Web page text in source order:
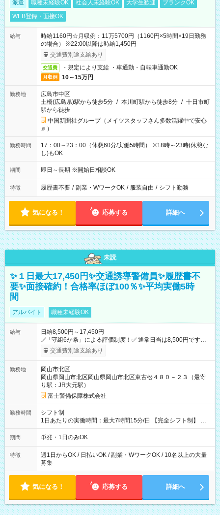
派遣 職種未経験OK 社会人未経験OK 大学生歓迎
ブランクOK
WEB登録・面接OK
給与
時給1160円☆月収例：11万5700円（1160円×5時間×19日勤務
の場合） ※22:00以降は時給1,450円
交通費別途支給あり
交通費 ・規定により支給 ・車通勤・自転車通勤OK
月収例 10～15万円
勤務地
広島市中区
土橋(広島県)駅から徒歩5分 / 本川町駅から徒歩8分 / 十日市町
駅から徒歩
中国新聞社グループ（メイツスタッフさん多数活躍中で安心
♬）
勤務時間
17：00～23：00（休憩60分/実働5時間） ※18時～23時(休憩な
し)もOK
期間 即日～長期 ※開始日相談OK
特徴 履歴書不要 / 副業・WワークOK / 服装自由 / シフト勤務
気になる！ 応募する 詳細へ
未読
✨１日最大17,450円✨交通誘導警備員✨履歴書不
要✨面接確約！合格率ほぼ100％✨平均実働5時
間
アルバイト 職種未経験OK
給与
日給8,500円～17,450円
✅「守組6か条」による評価制度！✅ 通常日当は8,500円ですが
上記評価制度により「S級隊員」と認定されれば10,000円の日当
を支給します。 (1)上記勤務者が交通2級資格者の場合10,000円
14,375円 (3)上記現場が日祝深夜の場合 17,250円 (4)上記勤務
者が現場までの運転者の場合17,250+200円＝17,450円 -----------
------------------------------- *最高日当額 17,450円* （実働時間5
時間の場合、時給3,490円） ------------------------------------------ よ
り上位の資格取得やリーダー手当を取得すると ”さらに”加算さ
れます！ ※日当支給時振込手数料等は一切ありません。 【試用
期間】試用期間なし
交通費別途支給あり
勤務地
岡山市北区
岡山県岡山市北区岡山県岡山市北区東古松４８０－２３（最寄
り駅：JR大元駅）
富士警備保障株式会社
勤務時間
シフト制
1日あたりの実働時間：最大7時間15分/日 【完全シフト制】 例
(1) 8：00~17:00（休憩１h） 例(2) 13:00~16:00（早上がりでも
全額支給！） 例(3) 21:00~5:00（夜勤なら日当1.25倍！！）
期間 単発・1日のみOK
特徴
週1日からOK / 日払いOK / 副業・WワークOK / 10名以上の大量
募集
気になる！ 応募する 詳細へ